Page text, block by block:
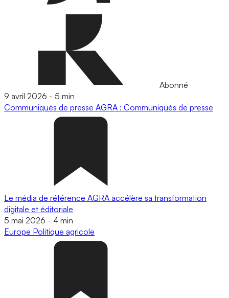
Abonné
9 avril 2026 - 5 min
Communiqués de presse AGRA : Communiqués de presse
Le média de référence AGRA accélère sa transformation
digitale et éditoriale
5 mai 2026 - 4 min
Europe Politique agricole